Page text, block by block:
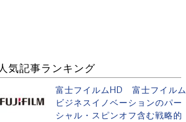
気記事ランキング
富士フイルムHD 富士フイルム
ビジネスイノベーションのパー
シャル・スピンオフ含む戦略的